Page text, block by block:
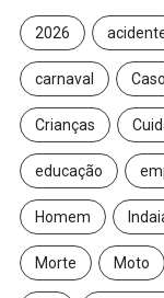
2026
carnaval Caso
Crianças
educação
Homem
Morte Moto